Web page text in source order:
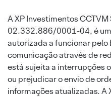
A XP Investimentos CCTVM
02.332.886/0001-04, é
autorizada a funcionar pelo
comunicação através de
está sujeita a interrupções
ou prejudicar o envio de
informações atualizadas. A